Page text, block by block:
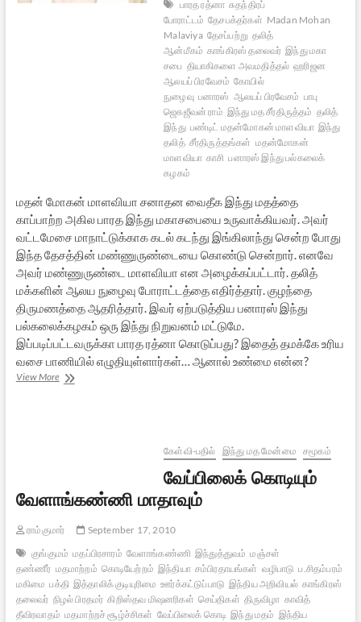
பாரத ரத்னா சுதந்திரப்
போராட்டம் தேசபக்தர்கள் Madan Mohan
Malaviya தேசப்பற்று தலித்
ஆன்மீகம் காங்கிரஸ் தலைவர் இந்து மகா
சபை தியாகிகளை அவமதித்தல் ஹரிஜன
ஆலயப் பிரவேசம் கோயில்
நுழைவு பனாரஸ் ஆலயப் பிரவேசம் பாபு
ஜெகஜீவன் ராம் இந்து மத சீர்திருத்தம் தலித்
இந்து பண்டிட் மதன்மோகன் மாளவியா இந்து
தலித் சீர்திருத்தங்கள் மதன்மோகன்
மாளவியா காசி பனாரஸ் இந்து பல்கலைக்
கழகம்
மதன் மோகன் மாளவியா சனாதன வைதீக இந்து மதத்தை
காப்பாற்ற அகில பாரத இந்து மகாசபையை உருவாக்கியவர். அவர்
வட்டமேசை மாநாட்டுக்காக கடல் கடந்து இங்கிலாந்து சென்ற போது
இந்த தேசத்தின் மண்ணுருண்டையை கொண்டு சென்றார். எனவே
அவர் மண்ணுருண்டை மாளவியா என அழைக்கப்பட்டார். தலித்
மக்களின் ஆலய நுழைவு போராட்டத்தை எதிர்த்தார். குழந்தை
திருமணத்தை ஆதரித்தார். இவர் ஏற்படுத்திய பனாரஸ் இந்து
பல்கலைக்கழகம் ஒரு இந்து நிறுவனம் மட்டுமே.
இப்படிப்பட்டவருக்கா பாரத ரத்னா கொடுப்பது? இதைத் தமக்கே உரிய
வசை பாணியில் எழுதியுள்ளார்கள்… ஆனால் உண்மை என்ன?
View Moreமண்ணுருண்டையா
கேள்வி-பதில் இந்து மத மேன்மை சமூகம்
வேப்பிலைக் கொடியும்
வேளாங்கண்ணி மாதாவும்
ராம்குமார்
September 17, 2010
குங்குமம் மதப்பிரசாரம் வேளாங்கண்ணி இந்துத்துவம் மஞ்சள்
தண்ணீர் மதமாற்றம் கொடியேற்றம் இந்தியா சம்பிரதாயங்கள் வழிபாடு ப.சிதம்பரம்
மகிமை பக்தி இத்தாலிக் குடியுரிமை ஊர்க்கட்டுப்பாடு இந்திய அறிவியல் காங்கிரஸ்
தலைவர் நிழல் பிரதமர் கிறிஸ்தவ மிஷனரிகள் செய்திகள் திருவிழா காவித்
தீவிரவாதம் மதமாற்றச் சூழ்ச்சிகள் வேப்பிலைக் கொடி இந்து மதம் இந்திய